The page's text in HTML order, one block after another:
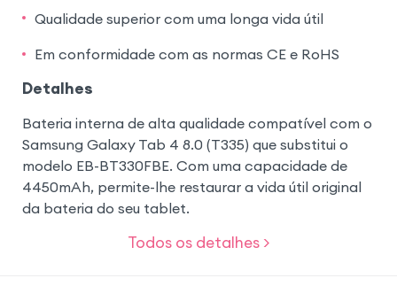
Qualidade superior com uma longa vida útil
Em conformidade com as normas CE e RoHS
Detalhes
Bateria interna de alta qualidade compatível com o
Samsung Galaxy Tab 4 8.0 (T335) que substitui o
modelo EB-BT330FBE. Com uma capacidade de
4450mAh, permite-lhe restaurar a vida útil original
da bateria do seu tablet.
Todos os detalhes >